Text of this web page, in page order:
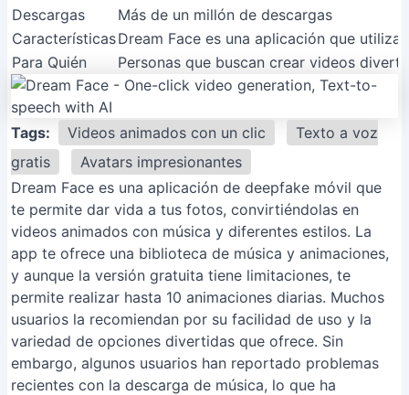
Descargas
Más de un millón de descargas
CaracterísticasDream Face es una aplicación que
Para Quién
Personas que buscan crear videos
Tags: Videos animados con un clic
Texto a voz
gratis
Avatars impresionantes
Dream Face es una aplicación de deepfake móvil que
te permite dar vida a tus fotos, convirtiéndolas en
videos animados con música y diferentes estilos. La
app te ofrece una biblioteca de música y animaciones,
y aunque la versión gratuita tiene limitaciones, te
permite realizar hasta 10 animaciones diarias. Muchos
usuarios la recomiendan por su facilidad de uso y la
variedad de opciones divertidas que ofrece. Sin
embargo, algunos usuarios han reportado problemas
recientes con la descarga de música, lo que ha